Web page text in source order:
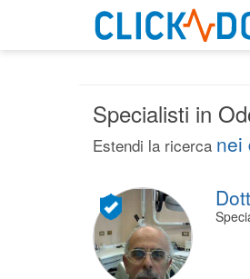
Specialisti in
Estendi la ricerca nei